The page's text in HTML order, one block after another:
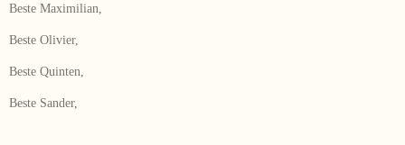
Beste Maximilian,
Beste Olivier,
Beste Quinten,
Beste Sander,